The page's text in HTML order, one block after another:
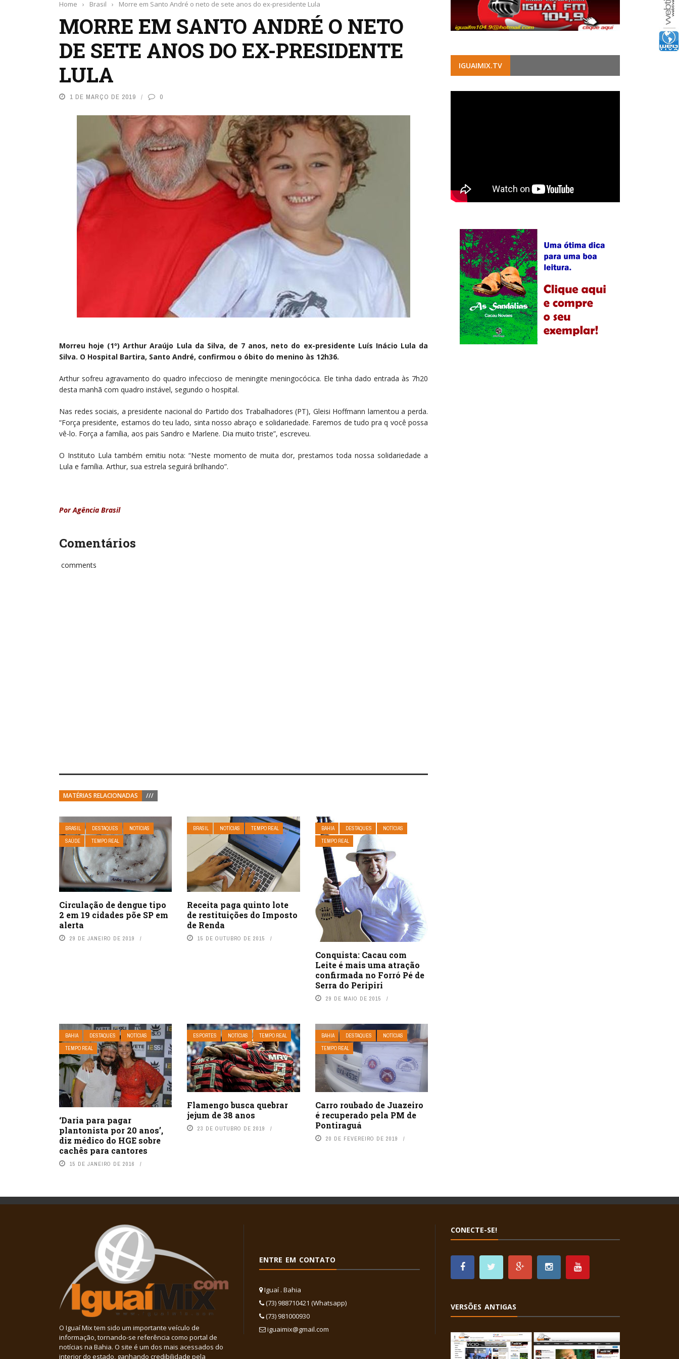
Home › Brasil › Morre em Santo André o neto de sete anos do ex-presidente Lula
MORRE EM SANTO ANDRÉ O NETO
DE SETE ANOS DO EX-PRESIDENTE
LULA
1 DE MARÇO DE 2019 0
Morreu hoje (1º) Arthur Araújo Lula da Silva, de 7 anos, neto do ex-presidente Luís Inácio Lula da
Silva. O Hospital Bartira, Santo André, confirmou o óbito do menino às 12h36.
Arthur sofreu agravamento do quadro infeccioso de meningite meningocócica. Ele tinha dado entrada às 7h20
desta manhã com quadro instável, segundo o hospital.
Nas redes sociais, a presidente nacional do Partido dos Trabalhadores (PT), Gleisi Hoffmann lamentou a perda.
“Força presidente, estamos do teu lado, sinta nosso abraço e solidariedade. Faremos de tudo pra q você possa
vê-lo. Força a família, aos pais Sandro e Marlene. Dia muito triste”, escreveu.
O Instituto Lula também emitiu nota: “Neste momento de muita dor, prestamos toda nossa solidariedade a
Lula e família. Arthur, sua estrela seguirá brilhando”.
Por Agência Brasil
Comentários
comments
MATÉRIAS RELACIONADAS ///
BRASIL DESTAQUES
NOTÍCIAS
SAÚDE
TEMPO REAL
Circulação de dengue tipo
2 em 19 cidades põe SP em
alerta
29 DE JANEIRO DE 2019
BRASIL NOTÍCIAS TEMPO REAL
Receita paga quinto lote
de restituições do Imposto
de Renda
15 DE OUTUBRO DE 2015
BAHIA DESTAQUES
NOTÍCIAS
TEMPO REAL
Conquista: Cacau com
Leite é mais uma atração
confirmada no Forró Pé de
Serra do Peripiri
29 DE MAIO DE 2015
BAHIA DESTAQUES
NOTÍCIAS
TEMPO REAL
‘Daria para pagar
plantonista por 20 anos’,
diz médico do HGE sobre
cachês para cantores
15 DE JANEIRO DE 2016
ESPORTES NOTÍCIAS TEMPO REAL
Flamengo busca quebrar
jejum de 38 anos
23 DE OUTUBRO DE 2019
BAHIA DESTAQUES
NOTÍCIAS
TEMPO REAL
Carro roubado de Juazeiro
é recuperado pela PM de
Pontiraguá
20 DE FEVEREIRO DE 2019
IGUAIMIX.TV
O Iguaí Mix tem sido um importante veículo de
informação, tornando-se referência como portal de
notícias na Bahia. O site é um dos mais acessados do
interior do estado, ganhando credibilidade pela
ENTRE EM CONTATO
Iguaí . Bahia
(73) 988710421 (Whatsapp)
(73) 981000930
iguaimix@gmail.com
CONECTE-SE!
VERSÕES ANTIGAS